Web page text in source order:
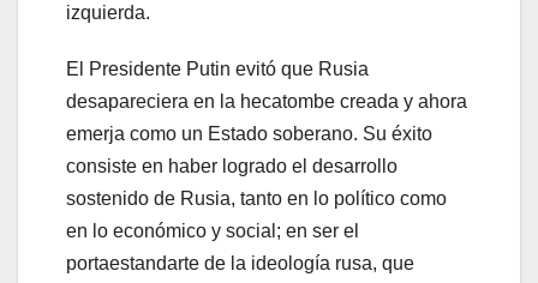
izquierda.
El Presidente Putin evitó que Rusia
desapareciera en la hecatombe creada y ahora
emerja como un Estado soberano. Su éxito
consiste en haber logrado el desarrollo
sostenido de Rusia, tanto en lo político como
en lo económico y social; en ser el
portaestandarte de la ideología rusa, que